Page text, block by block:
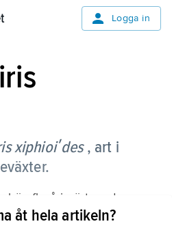
Logga in
xiphioiʹdes , art i
hög flerårig ört med
eller något kantiga,
åt hela artikeln?